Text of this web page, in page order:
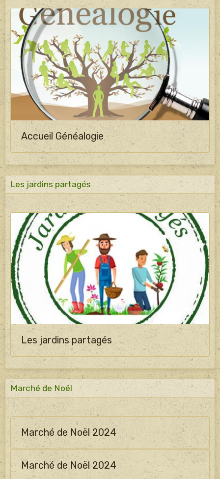
Accueil Généalogie
Les jardins partagés
Les jardins partagés
Marché de Noël
Marché de Noël 2024
Marché de Noël 2024